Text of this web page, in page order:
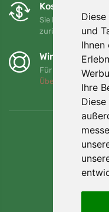
und
Ihnen
Ihre
Kostenloser
Sie können Ihre
zurückgeben oder
Wir
Für jede
Über uns